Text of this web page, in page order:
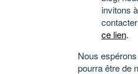
invitons
ce lien.
Nous
pourra être de